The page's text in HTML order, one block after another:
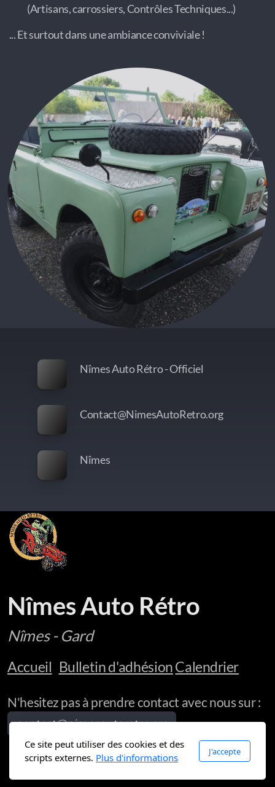
(Artisans, carrossiers, Contrôles Techniques...)
... Et surtout dans une ambiance conviviale !
Nîmes Auto Rétro - Officiel
Contact@NimesAutoRetro.org
Nîmes
Nîmes Auto Rétro
Nîmes - Gard
Accueil Bulletin d'adhésionCalendrier
N'hesitez pas à prendre contact avec nous sur :
contact@nimesautoretro.org
Ce site peut utiliser des cookies et des
scripts externes. Plus d'informations
J'accepte